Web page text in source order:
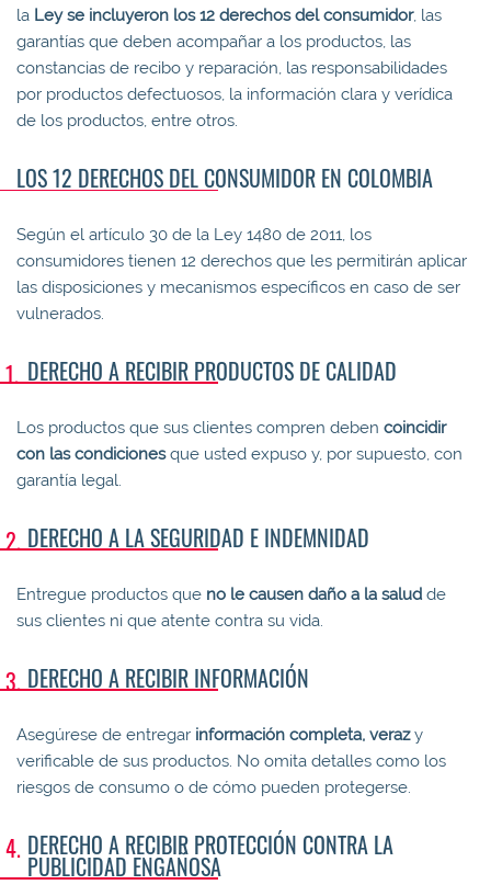
la Ley se incluyeron los 12 derechos del consumidor, las
garantías que deben acompañar a los productos, las
constancias de recibo y reparación, las responsabilidades
por productos defectuosos, la información clara y verídica
de los productos, entre otros.
LOS 12 DERECHOS DEL CONSUMIDOR EN COLOMBIA
Según el artículo 30 de la Ley 1480 de 2011, los
consumidores tienen 12 derechos que les permitirán aplicar
las disposiciones y mecanismos específicos en caso de ser
vulnerados.
DERECHO A RECIBIR PRODUCTOS DE CALIDAD
Los productos que sus clientes compren deben coincidir
con las condicionesque usted expuso y, por supuesto, con
garantía legal.
DERECHO A LA SEGURIDAD E INDEMNIDAD
Entregue productos que no le causen daño a la salud de
sus clientes ni que atente contra su vida.
DERECHO A RECIBIR INFORMACIÓN
Asegúrese de entregar información completa, verazy
verificable de sus productos. No omita detalles como los
riesgos de consumo o de cómo pueden protegerse.
DERECHO A RECIBIR PROTECCIÓN CONTRA LA
PUBLICIDAD ENGAÑOSA